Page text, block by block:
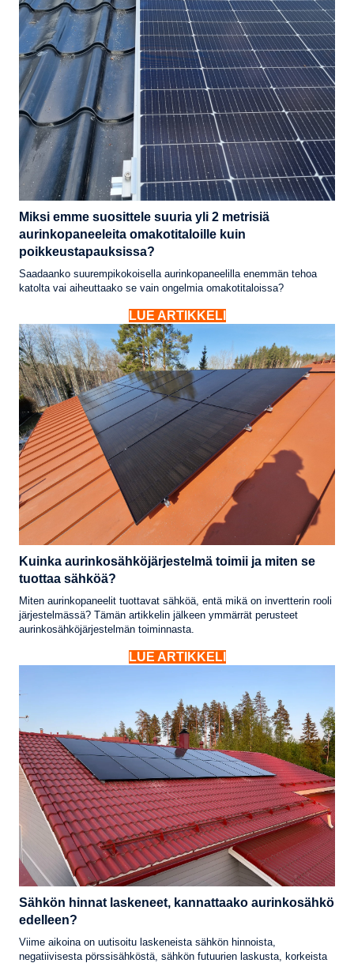
Miksi emme suosittele suuria yli 2 metrisiä
aurinkopaneeleita omakotitaloille kuin
poikkeustapauksissa?
Saadaanko suurempikokoisella aurinkopaneelilla enemmän tehoa
katolta vai aiheuttaako se vain ongelmia omakotitaloissa?
LUE ARTIKKELI
Kuinka aurinkosähköjärjestelmä toimii ja miten se
tuottaa sähköä?
Miten aurinkopaneelit tuottavat sähköä, entä mikä on invertterin rooli
järjestelmässä? Tämän artikkelin jälkeen ymmärrät perusteet
aurinkosähköjärjestelmän toiminnasta.
LUE ARTIKKELI
Sähkön hinnat laskeneet, kannattaako aurinkosähkö
edelleen?
Viime aikoina on uutisoitu laskeneista sähkön hinnoista,
negatiivisesta pörssisähköstä, sähkön futuurien laskusta, korkeista